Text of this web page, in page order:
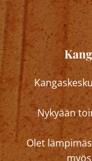
Nykyään
Olet